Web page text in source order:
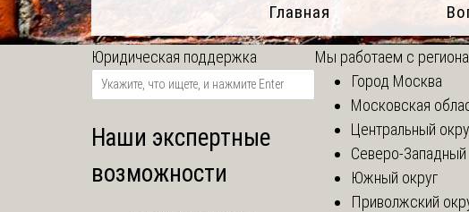
Главная
Юридическая поддержка
Наши экспертные
возможности
Мы работаем с
Город Москва
Московская
Центральный
Северо-Западный
Южный округ
Приволжский